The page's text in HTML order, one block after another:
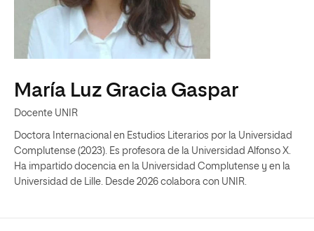
María Luz Gracia Gaspar
Docente UNIR
Doctora Internacional en Estudios Literarios por la Universidad
Complutense (2023). Es profesora de la Universidad Alfonso X.
Ha impartido docencia en la Universidad Complutense y en la
Universidad de Lille. Desde 2026 colabora con UNIR.